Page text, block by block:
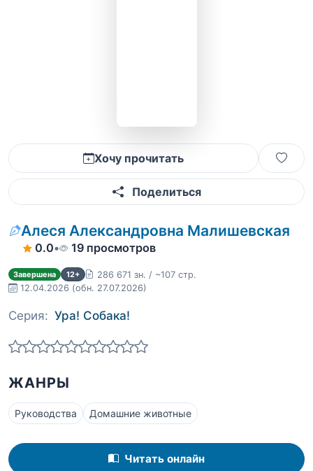
Хочу прочитать
Поделиться
Алеся Александровна Малишевская
0.0• 19 просмотров
Завершена 12+
286 671 зн. / ~107 стр.
12.04.2026 (обн. 27.07.2026)
Серия: Ура! Собака!
ЖАНРЫ
Руководства Домашние животные
Читать онлайн